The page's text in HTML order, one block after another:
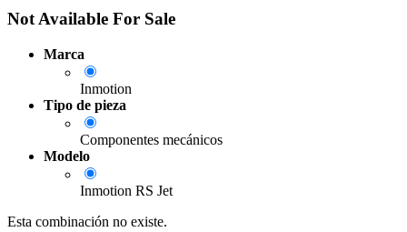
Not Available For Sale
Marca
Inmotion
Tipo de pieza
Componentes mecánicos
Modelo
Inmotion RS Jet
Esta combinación no existe.